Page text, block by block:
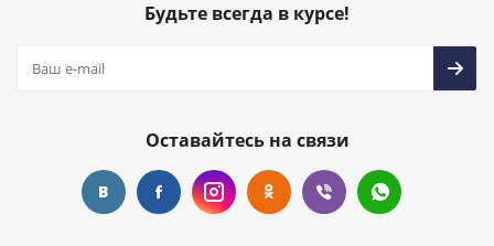
Будьте всегда в курсе!
Оставайтесь на связи